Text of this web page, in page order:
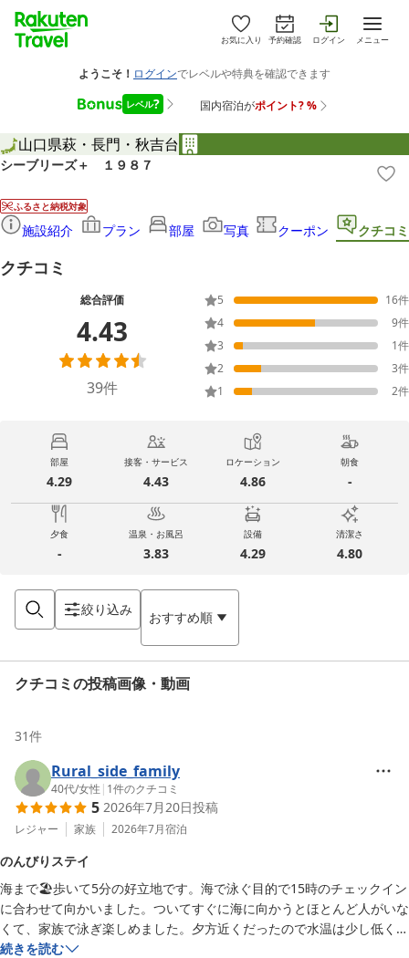
お気に入り 予約確認 ログイン メニュー
山口県萩・長門・秋吉台
シーブリーズ＋ １９８７
ふるさと納税対象
施設紹介 プラン 部屋 写真 クーポン クチコミ
クチコミ
総合評価
4.43
39件
5 16件
4
9件
3
1件
2
3件
1
2件
部屋
4.29
接客・サービス
4.43
ロケーション
4.86
朝食
-
夕食
-
温泉・お風呂
3.83
設備
4.29
清潔さ
4.80
絞り込み おすすめ順
クチコミの投稿画像・動画
31件
Rural_side_family
40代/女性 | 1件のクチコミ
5 2026年7月20日投稿
レジャー 家族 2026年7月宿泊
のんびりステイ
海まで🏖️歩いて5分の好立地です。海で泳ぐ目的で15時のチェックイン
に合わせて向かいました。ついてすぐに海に向かうとほとんど人がいな
くて、家族で泳ぎ楽しめました。夕方近くだったので水温は少し低く、
冷たかったです。朝ごはんとBBQグリルをオプション追加でお願いし
続きを読む